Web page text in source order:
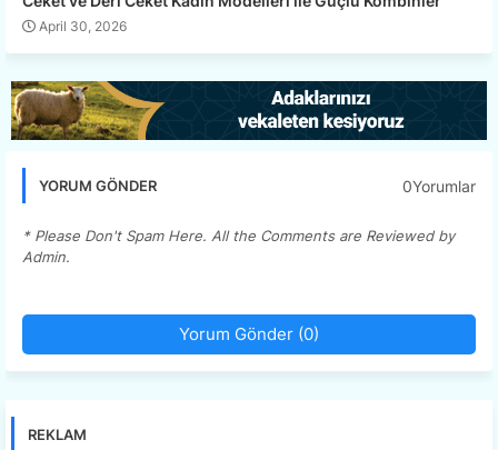
April 30, 2026
YORUM GÖNDER 0Yorumlar
* Please Don't Spam Here. All the Comments are Reviewed by
Admin.
Yorum Gönder (0)
REKLAM